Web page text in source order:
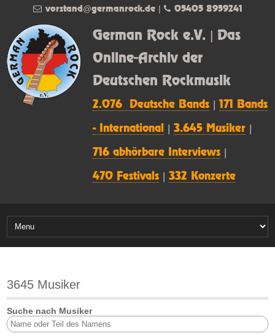
German Rock e.V. | Das
Online-Archiv der
Deutschen Rockmusik
2.076 Deutsche Bands |171 Bands
- International |3.645 Musiker
716 abhörbare Interviews
470 Festivals |332 Konzerte
vorstand@germanrock.de| 05405 8959241
3645 Musiker
Suche nach Musiker